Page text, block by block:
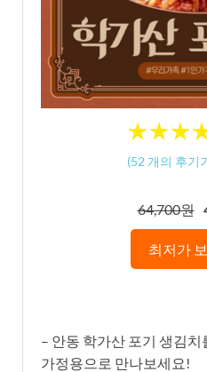
★★★
★★★
(52 개의 후기
64,700원
최저가
– 안동 학가산 포기 생김
가정용으로 만나보세요!